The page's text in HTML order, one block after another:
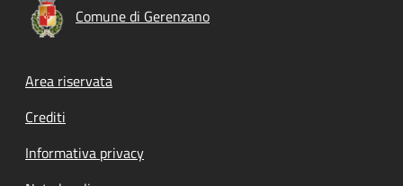
Comune di Gerenzano
Footer menu
Area riservata
Crediti
Informativa privacy